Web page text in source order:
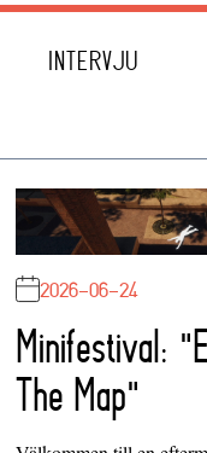
INTERVJU
2026-06-24
Minifestival:
The Map"